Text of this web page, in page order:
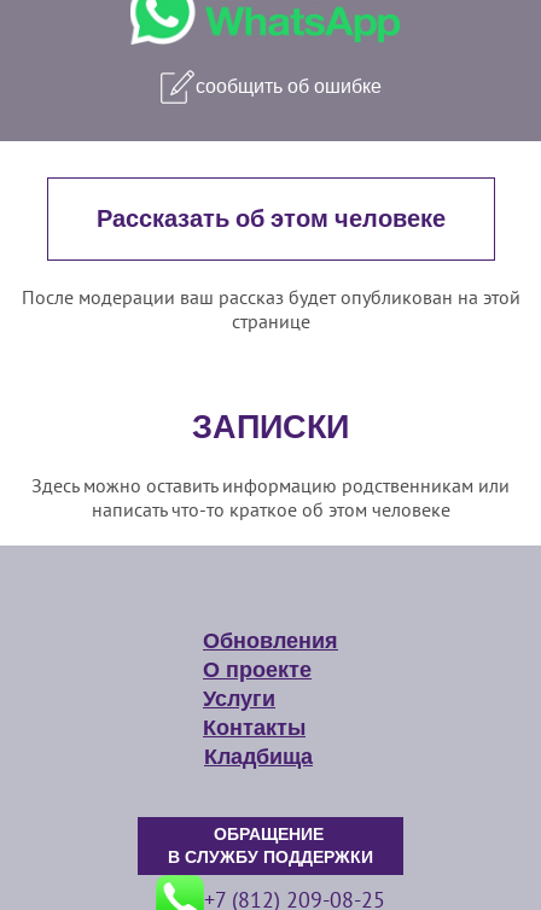
сообщить об ошибке
Рассказать об этом человеке
После модерации ваш рассказ будет опубликован на этой
странице
ЗАПИСКИ
Здесь можно оставить информацию родственникам или
написать что-то краткое об этом человеке
Обновления
О проекте
Услуги
Контакты
Кладбища
ОБРАЩЕНИЕ
В СЛУЖБУ ПОДДЕРЖКИ
+7 (812) 209-08-25